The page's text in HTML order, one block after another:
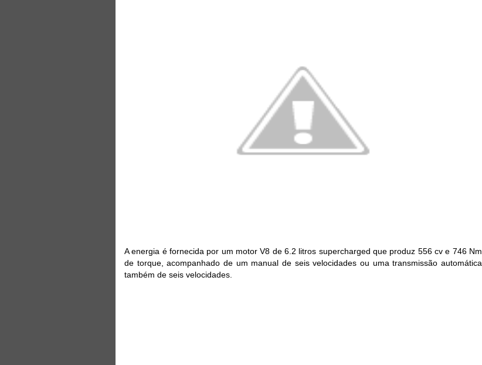
A energia é fornecida por um motor V8 de 6.2 litros supercharged que produz 556 cv e 746 Nm
de torque, acompanhado de um manual de seis velocidades ou uma transmissão automática
também de seis velocidades.